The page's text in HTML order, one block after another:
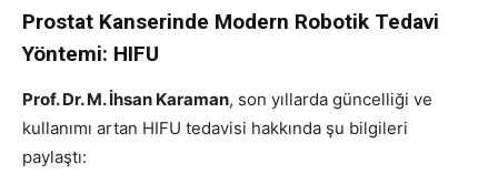
Prostat Kanserinde Modern Robotik Tedavi
Yöntemi: HIFU
Prof. Dr. M. İhsan Karaman, son yıllarda güncelliği ve
kullanımı artan HIFU tedavisi hakkında şu bilgileri
paylaştı: